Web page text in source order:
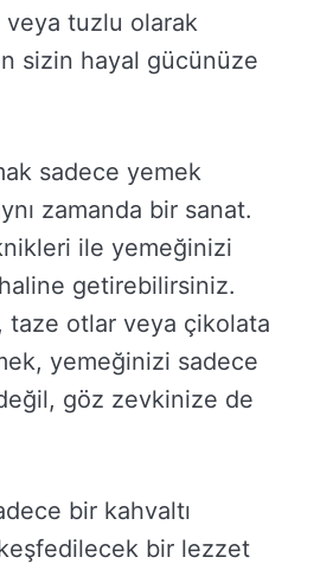
veya tuzlu olarak
sizin hayal gücünüze
sadece yemek
zamanda bir sanat.
ile yemeğinizi
getirebilirsiniz.
taze otlar veya çikolata
yemeğinizi sadece
göz zevkinize de
bir kahvaltı
bir lezzet